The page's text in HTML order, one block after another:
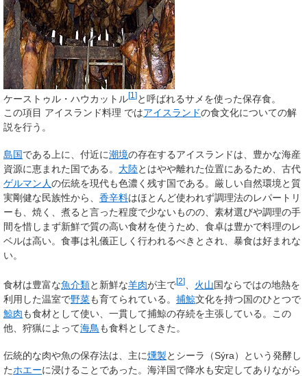
ケーストゥル・ハウカットル[1 ]と呼ばれるサメを使った保存食。
この項目 アイスランド料理 ではアイスランドの食文化についての解
説を行う。
島国である上に、付近に潮境の存在するアイスランドは、豊かな海産
資源に恵まれた国である。 大陸とはやや離れた位置にあるため、古代
ゲルマン人の伝統を現代も色濃く残す国である。厳しい自然環境と質
実剛健な民族性から、 香辛料はほとんど使われず調理法のレパートリ
ーも、焼く、煮ると言った程度で少ないものの、素材選びや調理の手
間を惜しまず新鮮で質の高い食材を使うため、食卓は豊かで料理のレ
ベルは高い。食事は礼儀正しく行われるべきとされ、暴食は好まれな
い。
食材は豊富な魚介類と新鮮な羊肉が主で[2] 火山国ならではの地熱を
利用した温室で野菜も育てられている。 捕鯨文化を持つ国のひとつで
鯨肉も食材として使い、一貫して捕鯨の存続を主張している。この
他、狩猟によって海鳥も食料としてきた。
伝統的な肉や魚の保存法は、主に燻製とシーラ（Sýra）という発酵し
たホエーに浸けることであった。海洋国で降水も安定してありながら